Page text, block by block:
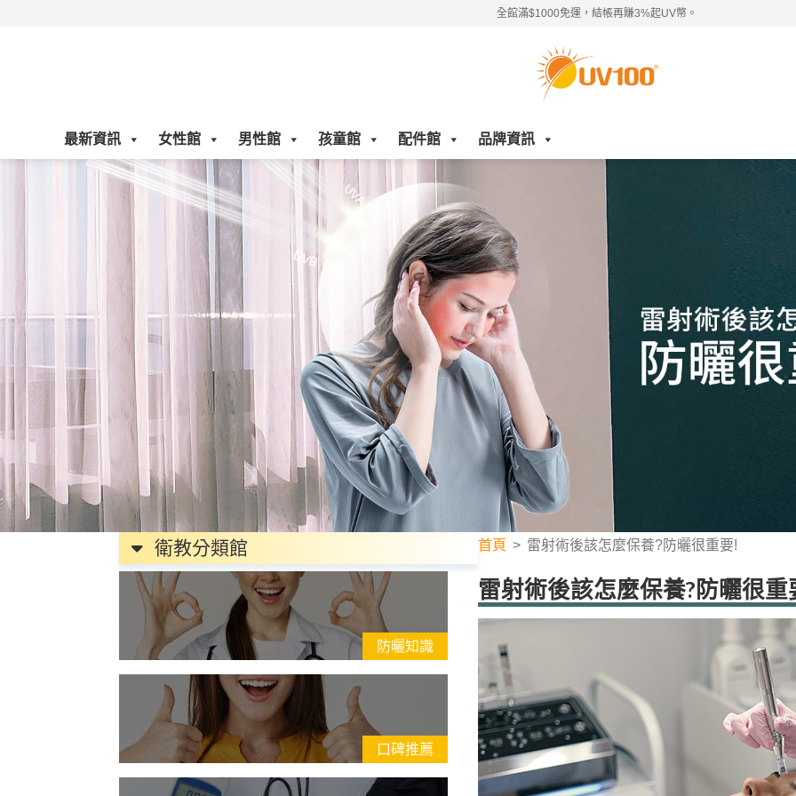
全館滿$1000免運，結帳再賺3%起UV幣。
最新資訊 女性館 男性館 孩童館 配件館 品牌資訊
衛教分類館
防曬知識
口碑推薦
首頁 > 雷射術後該怎麼保養?防曬很重要!
雷射術後該怎麼保養?防曬很重